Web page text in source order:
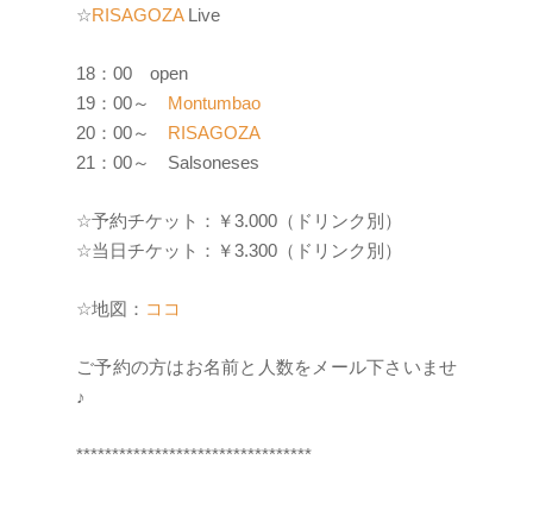
☆RISAGOZALive
18：00 open
19：00～ Montumbao
20：00～ RISAGOZA
21：00～ Salsoneses
☆予約チケット：￥3.000（ドリンク別）
☆当日チケット：￥3.300（ドリンク別）
☆地図： ココ
ご予約の方はお名前と人数をメール下さいませ
♪
*********************************